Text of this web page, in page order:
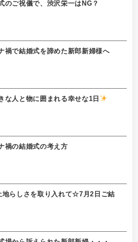
のご祝儀で、渋沢栄一はNG？
禍で結婚式を諦めた新郎新婦様へ
な人と物に囲まれる幸せな1日
禍の結婚式の考え方
地らしさを取り入れて☆7月2日ご結